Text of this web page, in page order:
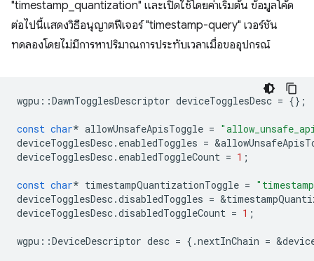
"timestamp_quantization" และเปิดใช้โดยค่าเริ่มต้น ข้อมูลโค้ด
ต่อไปนี้แสดงวิธีอนุญาตฟีเจอร์ "timestamp-query" เวอร์ชัน
ทดลองโดยไม่มีการหาปริมาณการประทับเวลาเมื่อขออุปกรณ์
wgpu ::DawnTogglesDescriptor deviceTogglesDesc = {};
const char* allowUnsafeApisToggle =
deviceTogglesDesc. enabledToggles = &
deviceTogglesDesc. enabledToggleCount = 1 ;
const char* timestampQuantizationToggle =
deviceTogglesDesc.disabledToggles = &
deviceTogglesDesc.disabledToggleCount = 1 ;
wgpu ::DeviceDescriptor desc = {.nextInChain = &